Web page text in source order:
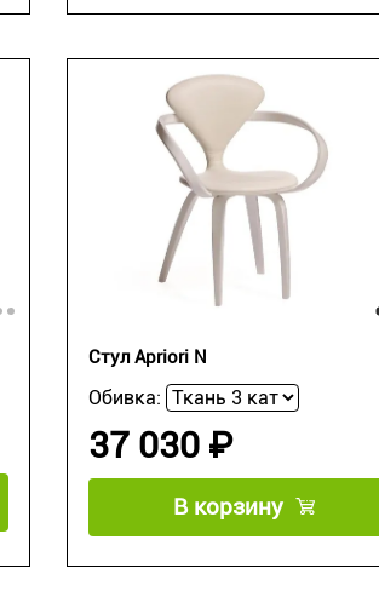
Стул Apriori N
Обивка:
37 030 ₽
В корзину